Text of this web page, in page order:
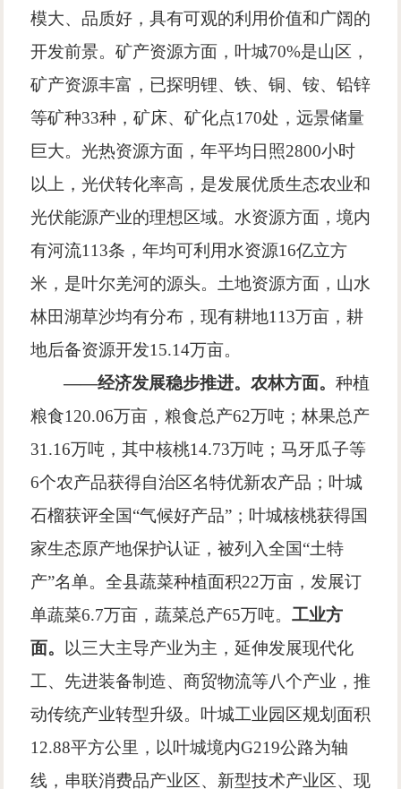
模大、品质好，具有可观的利用价值和广阔的
开发前景。矿产资源方面，叶城70%是山区，
矿产资源丰富，已探明锂、铁、铜、铵、铅锌
等矿种33种，矿床、矿化点170处，远景储量
巨大。光热资源方面，年平均日照2800小时
以上，光伏转化率高，是发展优质生态农业和
光伏能源产业的理想区域。水资源方面，境内
有河流113条，年均可利用水资源16亿立方
米，是叶尔羌河的源头。土地资源方面，山水
林田湖草沙均有分布，现有耕地113万亩，耕
地后备资源开发15.14万亩。
——经济发展稳步推进。农林方面。种植
粮食120.06万亩，粮食总产62万吨；林果总产
31.16万吨，其中核桃14.73万吨；马牙瓜子等
6个农产品获得自治区名特优新农产品；叶城
石榴获评全国“气候好产品”；叶城核桃获得国
家生态原产地保护认证，被列入全国“土特
产”名单。全县蔬菜种植面积22万亩，发展订
单蔬菜6.7万亩，蔬菜总产65万吨。 工业方
面。
以三大主导产业为主，延伸发展现代化
工、先进装备制造、商贸物流等八个产业，推
动传统产业转型升级。叶城工业园区规划面积
12.88平方公里，以叶城境内G219公路为轴
线，串联消费品产业区、新型技术产业区、现